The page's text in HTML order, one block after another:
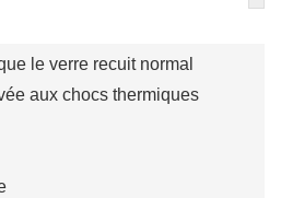
le verre recuit normal
aux chocs thermiques